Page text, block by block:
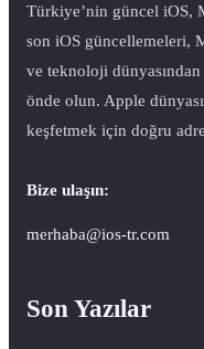
Türkiye’nin güncel iOS,
son iOS güncellemeleri,
ve teknoloji
önde olun. Apple
keşfetmek için doğru
Bize ulaşın:
merhaba@ios-tr.com
Son Yazılar